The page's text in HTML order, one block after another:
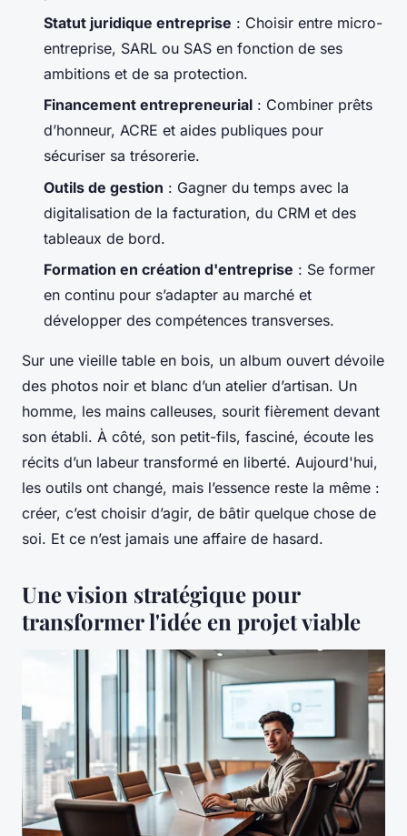
Statut juridique entreprise : Choisir entre micro-
entreprise, SARL ou SAS en fonction de ses
ambitions et de sa protection.
Financement entrepreneurial : Combiner prêts
d’honneur, ACRE et aides publiques pour
sécuriser sa trésorerie.
Outils de gestion : Gagner du temps avec la
digitalisation de la facturation, du CRM et des
tableaux de bord.
Formation en création d'entreprise : Se former
en continu pour s’adapter au marché et
développer des compétences transverses.
Sur une vieille table en bois, un album ouvert dévoile
des photos noir et blanc d’un atelier d’artisan. Un
homme, les mains calleuses, sourit fièrement devant
son établi. À côté, son petit-fils, fasciné, écoute les
récits d’un labeur transformé en liberté. Aujourd'hui,
les outils ont changé, mais l’essence reste la même :
créer, c’est choisir d’agir, de bâtir quelque chose de
soi. Et ce n’est jamais une affaire de hasard.
Une vision stratégique pour
transformer l'idée en projet viable